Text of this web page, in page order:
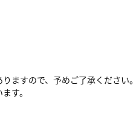
ますので、予めご了承ください。
す。